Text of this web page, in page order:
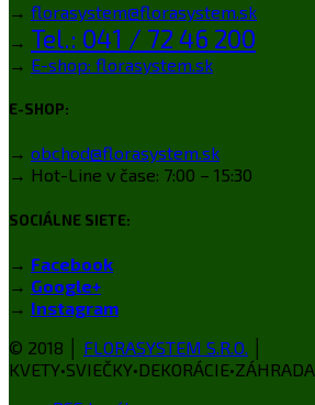
→ florasystem@florasystem.sk
→ Tel.: 041 / 72 46 200
→ E-shop: florasystem.sk
E-SHOP:
→ obchod@florasystem.sk
→ Hot-Line v čase: 7:00 – 15:30
SOCIÁLNE SIETE:
→ Facebook
→ Google+
→ Instagram
© 2018 │ FLORASYSTEM S.R.O.
KVETY•SVIEČKY•DEKORÁCIE•ZÁHRADA